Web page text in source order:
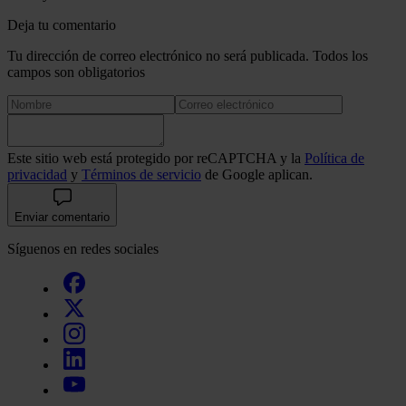
Deja tu comentario
Tu dirección de correo electrónico no será publicada. Todos los
campos son obligatorios
Este sitio web está protegido por reCAPTCHA y la Política de
privacidad y Términos de servicio de Google aplican.
Enviar comentario
Síguenos en redes sociales